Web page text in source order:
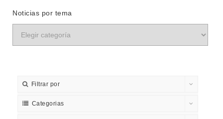
Noticias por tema
Filtrar por
Categorias